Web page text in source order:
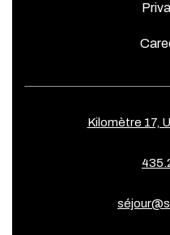
Kilomètre 17,